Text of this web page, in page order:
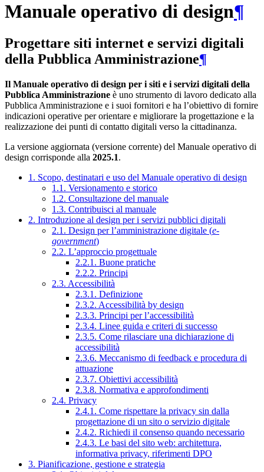
Manuale operativo di design¶
Progettare siti internet e servizi digitali
della Pubblica Amministrazione¶
Il Manuale operativo di design per i siti e i servizi digitali della
Pubblica Amministrazione è uno strumento di lavoro dedicato alla
Pubblica Amministrazione e i suoi fornitori e ha l’obiettivo di fornire
indicazioni operative per orientare e migliorare la progettazione e la
realizzazione dei punti di contatto digitali verso la cittadinanza.
La versione aggiornata (versione corrente) del Manuale operativo di
design corrisponde alla 2025.1.
1. Scopo, destinatari e uso del Manuale operativo di design
1.1. Versionamento e storico
1.2. Consultazione del manuale
1.3. Contribuisci al manuale
2. Introduzione al design per i servizi pubblici digitali
2.1. Design per l’amministrazione digitale (e-
government)
2.2. L’approccio progettuale
2.2.1. Buone pratiche
2.2.2. Principi
2.3. Accessibilità
2.3.1. Definizione
2.3.2. Accessibilità by design
2.3.3. Principi per l’accessibilità
2.3.4. Linee guida e criteri di successo
2.3.5. Come rilasciare una dichiarazione di
accessibilità
2.3.6. Meccanismo di feedback e procedura di
attuazione
2.3.7. Obiettivi accessibilità
2.3.8. Normativa e approfondimenti
2.4. Privacy
2.4.1. Come rispettare la privacy sin dalla
progettazione di un sito o servizio digitale
2.4.2. Richiedi il consenso quando necessario
2.4.3. Le basi del sito web: architettura,
informativa privacy, riferimenti DPO
3. Pianificazione, gestione e strategia